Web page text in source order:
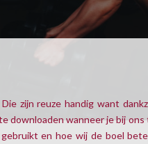
zijn reuze handig want
downloaden wanneer je bij
en hoe wij de boel